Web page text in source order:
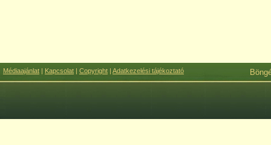
Médiaajánlat | Kapcsolat | Copyright | Adatkezelési tájékoztató